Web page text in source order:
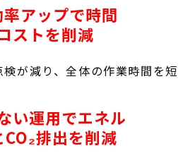
アップで時間
ストを削減
が減り、全体の作業時間を短
い運用でエネル
CO₂排出を削減